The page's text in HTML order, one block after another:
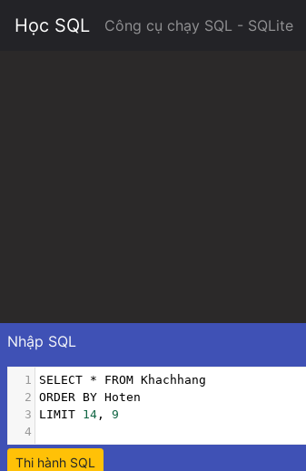
Học SQL Công cụ chạy SQL - SQLite
Nhập SQL
1 SELECT * FROM Khachhang
2 ORDER BY Hoten
3
LIMIT 14 ,
9
4
Thi hành SQL